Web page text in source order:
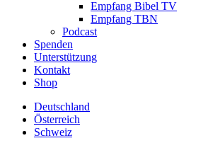
Empfang Bibel TV
Empfang TBN
Podcast
Spenden
Unterstützung
Kontakt
Shop
Deutschland
Österreich
Schweiz